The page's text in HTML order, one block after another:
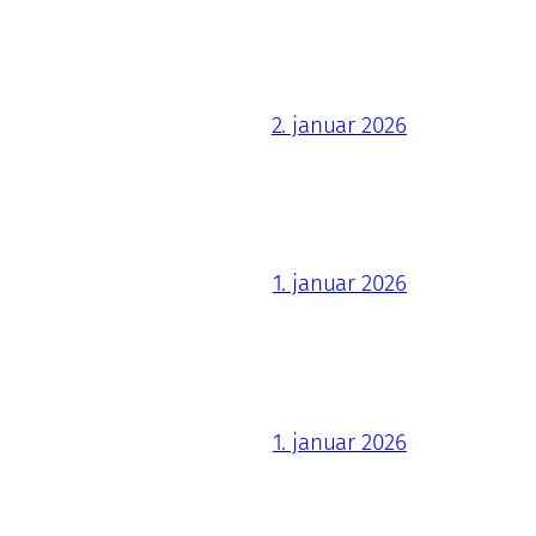
2. januar 2026
1. januar 2026
1. januar 2026